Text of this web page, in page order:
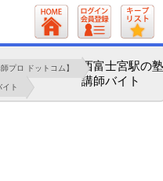
プロ ドットコム】
ト
西富士宮駅の塾
講師バイト